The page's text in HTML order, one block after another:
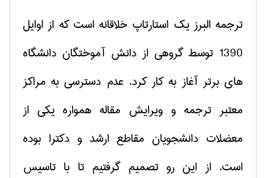
ترجمه البرز یک استارتاپ خلاقانه است که از اوایل
1390 توسط گروهی از دانش آموختگان دانشگاه
های برتر آغاز به کار کرد. عدم دسترسی به مراکز
معتبر ترجمه و ویرایش مقاله همواره یکی از
معضلات دانشجویان مقاطع ارشد و دکترا بوده
است. از این رو تصمیم گرفتیم تا با تاسیس